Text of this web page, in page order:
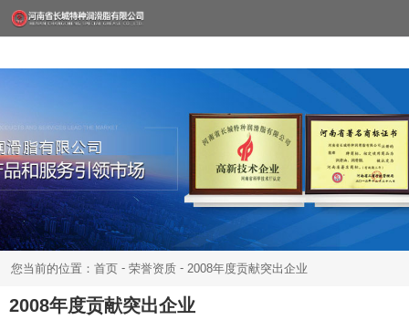
您当前的位置：首页 - 荣誉资质 - 2008年度贡献突出企业
2008年度贡献突出企业